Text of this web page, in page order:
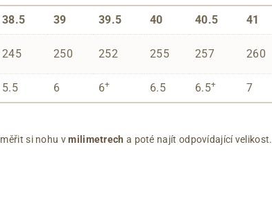
38.5 39 39.5 40 40.5 41
245 250 252 255 257 260
5.5 6 6+ 6.5 6.5+ 7
si nohu vmilimetrech a poté najít odpovídající velikost.